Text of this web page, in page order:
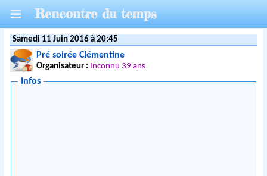
Rencontre du temps
Samedi 11 Juin 2016 à 20:45
Pré soirée Clémentine
Organisateur : Inconnu 39 ans
Infos